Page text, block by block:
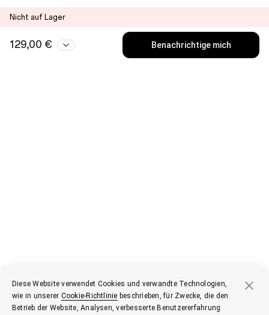
Nicht auf Lager
129,00 € Benachrichtige mich
Diese Website verwendet Cookies und verwandte Technologien,
wie in unserer Cookie-Richtlinie beschrieben, für Zwecke, die den
Betrieb der Website, Analysen, verbesserte Benutzererfahrung